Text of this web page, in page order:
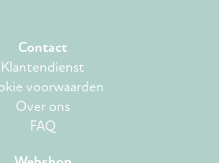
Contact
Klantendienst
voorwaarden
Over ons
FAQ